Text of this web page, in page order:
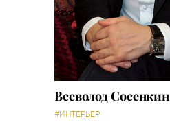
Всеволод Сосенкин
#ИНТЕРЬЕР